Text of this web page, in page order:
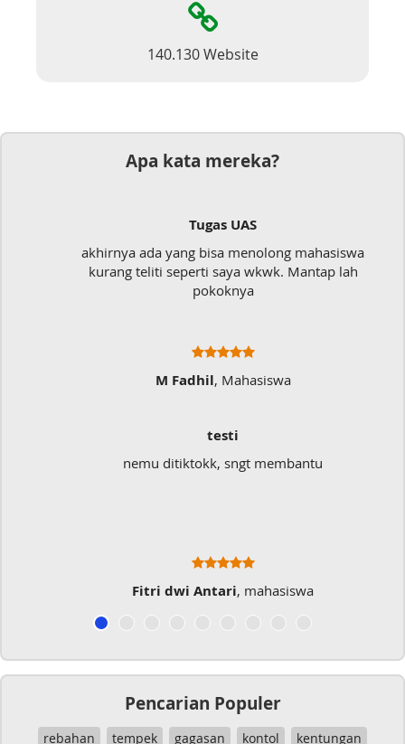
140.130 Website
Apa kata mereka?
Tugas UAS
akhirnya ada yang bisa menolong mahasiswa
kurang teliti seperti saya wkwk. Mantap lah
pokoknya
M Fadhil, Mahasiswa
testi
nemu ditiktokk, sngt membantu
Fitri dwi Antari, mahasiswa
Pencarian Populer
rebahan tempek gagasan kontol kentungan